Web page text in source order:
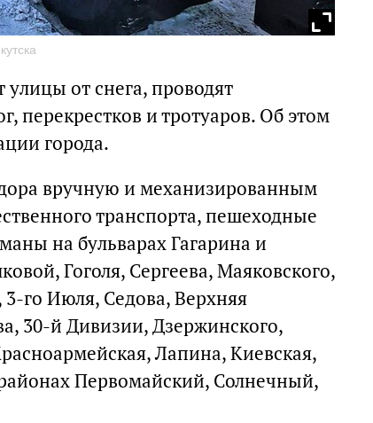
от снега, проводят
перекрестков и тротуаров. Об этом
города.
вручную и механизированным
транспорта, пешеходные
на бульварах Гагарина и
Гоголя, Сергеева, Маяковского,
го Июля, Седова, Верхняя
30-й Дивизии, Дзержинского,
Лапина, Киевская,
Первомайский, Солнечный,